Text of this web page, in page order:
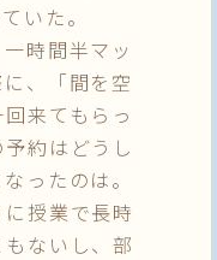
いた。
時間半マッ
、「間を空
来てもらっ
約はどうし
ったのは。
授業で長時
ないし、部